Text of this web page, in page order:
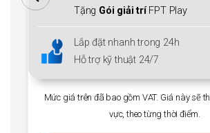
Tặng Gói giải tríFPT Play
Lắp đặt nhanh trong 24h
Hỗ trợ kỹ thuật 24/7
Mức giá trên đã bao gồm VAT. Giá này sẽ
vực, theo từng thời điểm.